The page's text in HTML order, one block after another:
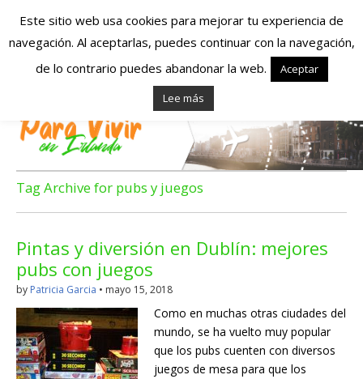
Españoles en
Irlanda – Vivir en
Irlanda – Trabajo
en Irlanda –
Alojamiento en
Irlanda
Blog dedicado a los que viven, estudian y trabajan en
Irlanda!
Tag Archive for pubs y juegos
Pintas y diversión en Dublín: mejores
pubs con juegos
by Patricia Garcia • mayo 15, 2018
Como en muchas otras ciudades del
mundo, se ha vuelto muy popular
que los pubs cuenten con diversos
juegos de mesa para que los
Este sitio web usa cookies para mejorar tu experiencia de
navegación. Al aceptarlas, puedes continuar con la navegación,
de lo contrario puedes abandonar la web.
Aceptar
Lee más